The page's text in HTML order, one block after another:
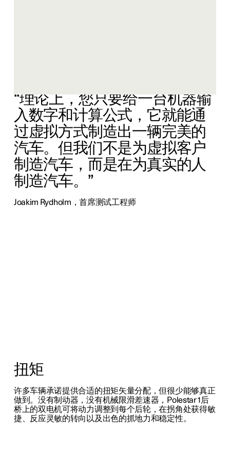
“理论上，您只要给一台机器输
入数字和计算公式，它就能通
过虚拟方式制造出一辆完美的
汽车。但我们不是为虚拟客户
制造汽车，而是在为真实的人
制造汽车。”
Joakim Rydholm，首席测试工程师
扭矩
许多车辆承诺提供合适的扭矩矢量分配，但很少能够真正
做到。没有制动器，没有机械限滑差速器，Polestar 1后
桥上的双电机可将动力调整到每个后轮，在拐角处获得敏
捷、反应灵敏的转向以及出色的抓地力和稳定性。